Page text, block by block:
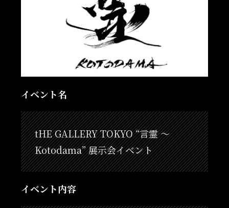
イベント名
tHE GALLERY TOKYO “言霊 ～
Kotodama” 展示会イベント
イベント内容